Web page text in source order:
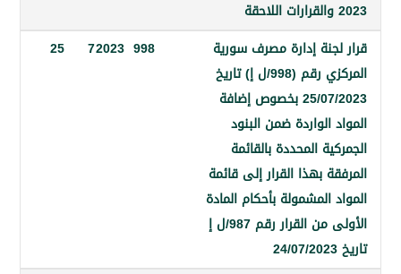
إدارة مصرف سورية
المركزي رقم (998/ل إ) تاريخ
25/07/2023 بخصوص إضافة
ضمن البنود
المحددة بالقائمة
بهذا القرار إلى قائمة
بأحكام المادة
الأولى من القرار رقم 987/ل إ
998
25